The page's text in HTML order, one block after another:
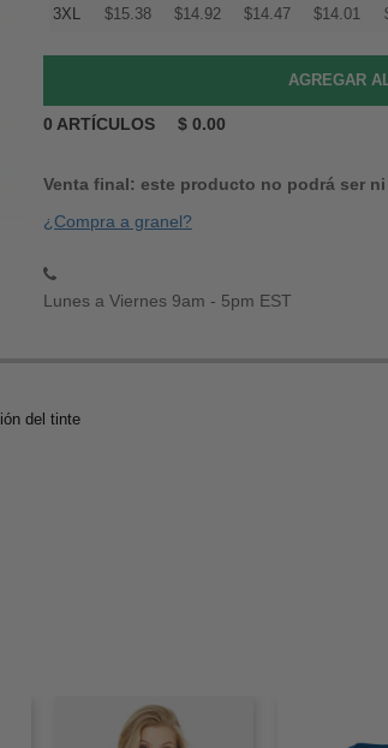
3XL
$15.38 $14.92 $14.47 $14.01
0 ARTÍCULOS $ 0.00
Venta final: este producto no podrá ser
¿Compra a granel?
Lunes a Viernes 9am - 5pm EST
del tinte